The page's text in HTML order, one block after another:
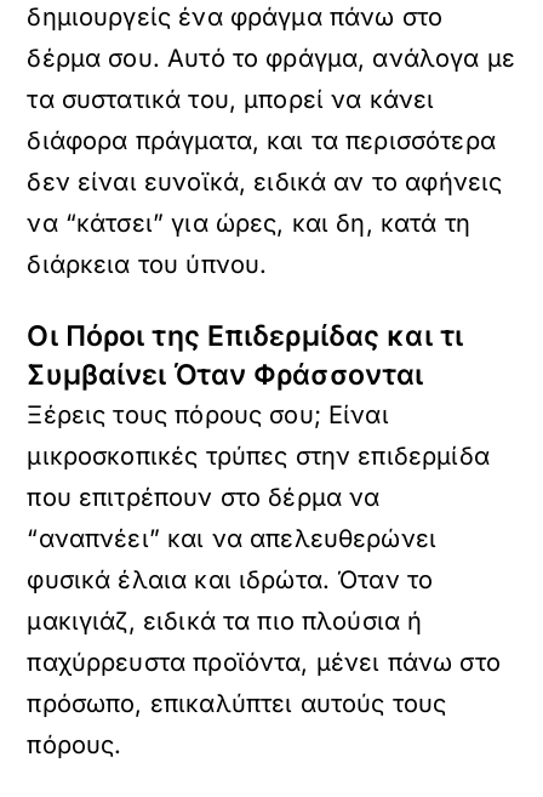
δημιουργείς ένα φράγμα πάνω στο
δέρμα σου. Αυτό το φράγμα, ανάλογα με
τα συστατικά του, μπορεί να κάνει
διάφορα πράγματα, και τα περισσότερα
δεν είναι ευνοϊκά, ειδικά αν το αφήνεις
να “κάτσει” για ώρες, και δη, κατά τη
διάρκεια του ύπνου.
Οι Πόροι της Επιδερμίδας και τι
Συμβαίνει Όταν Φράσσονται
Ξέρεις τους πόρους σου; Είναι
μικροσκοπικές τρύπες στην επιδερμίδα
που επιτρέπουν στο δέρμα να
“αναπνέει” και να απελευθερώνει
φυσικά έλαια και ιδρώτα. Όταν το
μακιγιάζ, ειδικά τα πιο πλούσια ή
παχύρρευστα προϊόντα, μένει πάνω στο
πρόσωπο, επικαλύπτει αυτούς τους
πόρους.